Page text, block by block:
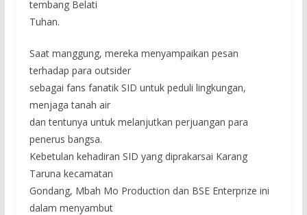
tembang Belati
Tuhan.
Saat manggung, mereka menyampaikan pesan
terhadap para outsider
sebagai fans fanatik SID untuk peduli lingkungan,
menjaga tanah air
dan tentunya untuk melanjutkan perjuangan para
penerus bangsa.
Kebetulan kehadiran SID yang diprakarsai Karang
Taruna kecamatan
Gondang, Mbah Mo Production dan BSE Enterprize ini
dalam menyambut